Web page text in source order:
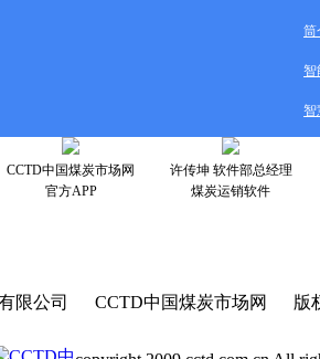
筒
智
智
CCTD中国煤炭市场网
官方APP
许传坤 软件部总经理
煤炭运销软件
限公司 CCTD中国煤炭市场网 版